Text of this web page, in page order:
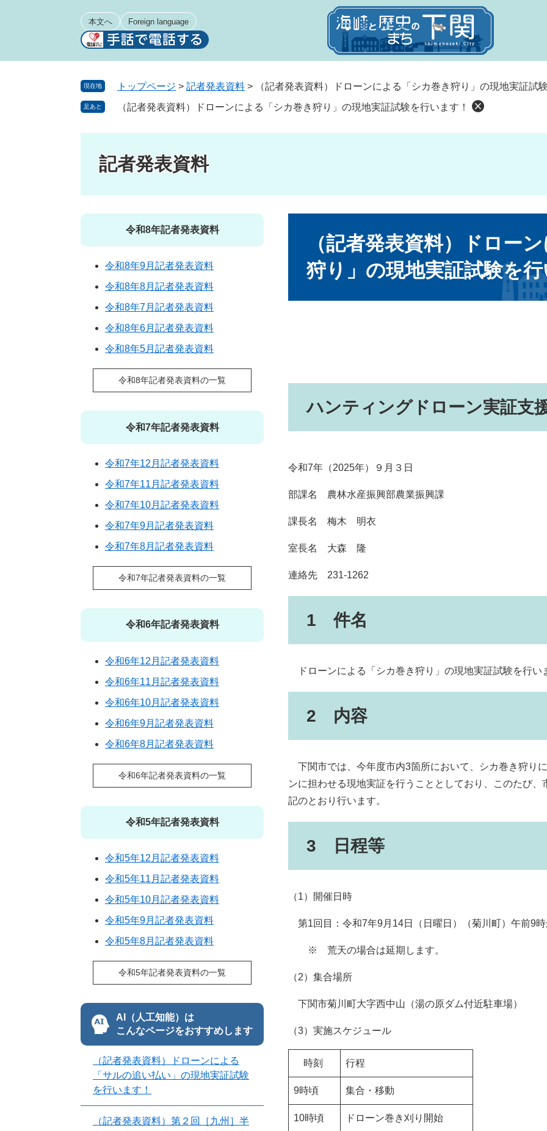
本文へ Foreign language
現在地 トップページ > 記者発表資料 > （記者発表資料）ドローンによる「シカ巻き狩り」の現地実証試
足あと （記者発表資料）ドローンによる「シカ巻き狩り」の現地実証試験を行います！
記者発表資料
（記者発表資料）ドロー
狩り」の現地実証試験を
ハンティングドローン実証支
令和7年（2025年）９月３日
部課名 農林水産振興部農業振興課
課長名 梅木 明衣
室長名 大森 隆
連絡先 231-1262
1 件名
ドローンによる「シカ巻き狩り」の現地実証試験を行い
2 内容
下関市では、今年度市内3箇所において、シカ巻き狩り
ンに担わせる現地実証を行うこととしており、このたび
記のとおり行います。
3 日程等
（1）開催日時
第1回目：令和7年9月14日（日曜日）（菊川町）午前9
※ 荒天の場合は延期します。
（2）集合場所
下関市菊川町大字西中山（湯の原ダム付近駐車場）
（3）実施スケジュール
時刻 行程
9時頃 集合・移動
10時頃 ドローン巻き刈り開始
令和8年記者発表資料
令和8年9月記者発表資料
令和8年8月記者発表資料
令和8年7月記者発表資料
令和8年6月記者発表資料
令和8年5月記者発表資料
令和8年記者発表資料の一覧
令和7年記者発表資料
令和7年12月記者発表資料
令和7年11月記者発表資料
令和7年10月記者発表資料
令和7年9月記者発表資料
令和7年8月記者発表資料
令和7年記者発表資料の一覧
令和6年記者発表資料
令和6年12月記者発表資料
令和6年11月記者発表資料
令和6年10月記者発表資料
令和6年9月記者発表資料
令和6年8月記者発表資料
令和6年記者発表資料の一覧
令和5年記者発表資料
令和5年12月記者発表資料
令和5年11月記者発表資料
令和5年10月記者発表資料
令和5年9月記者発表資料
令和5年8月記者発表資料
令和5年記者発表資料の一覧
AI（人工知能）は
こんなページをおすすめします
（記者発表資料）ドローンによる
「サルの追い払い」の現地実証試験
を行います！
（記者発表資料）第２回［九州］半